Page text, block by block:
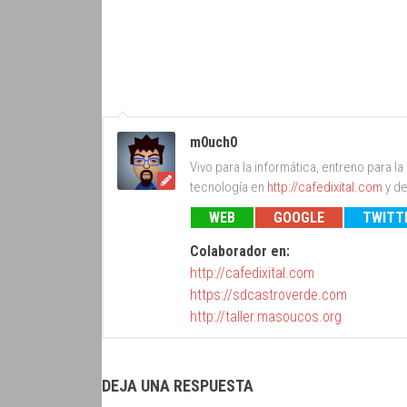
m0uch0
Vivo para la informática, entreno para
tecnología en http://cafedixital.com y
WEB GOOGLE
Colaborador en:
http://cafedixital.com
https://sdcastroverde.com
http://taller.masoucos.org
DEJA UNA RESPUESTA